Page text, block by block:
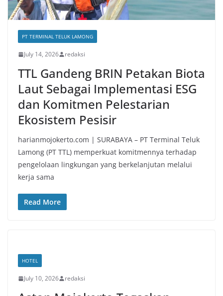
PT TERMINAL TELUK LAMONG
July 14, 2026 redaksi
TTL Gandeng BRIN Petakan Biota
Laut Sebagai Implementasi ESG
dan Komitmen Pelestarian
Ekosistem Pesisir
harianmojokerto.com | SURABAYA – PT Terminal Teluk
Lamong (PT TTL) memperkuat komitmennya terhadap
pengelolaan lingkungan yang berkelanjutan melalui
kerja sama
Read More
HOTEL
July 10, 2026 redaksi